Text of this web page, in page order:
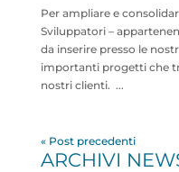
Per ampliare e
Sviluppatori –
da inserire presso le
importanti progetti che
nostri clienti. ...
« Post precedenti
ARCHIVI